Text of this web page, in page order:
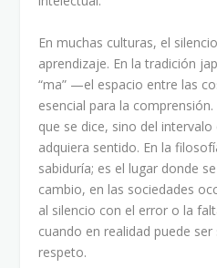
En muchas culturas, el
aprendizaje. En la tradición
“ma” —el espacio entre las
esencial para la
que se dice, sino del
adquiera sentido. En la
sabiduría; es el lugar donde
cambio, en las sociedades
al silencio con el error o la
cuando en realidad puede
respeto.